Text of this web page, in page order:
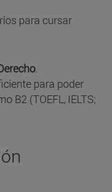
para cursar
.
para poder
B2 (TOEFL, IELTS;